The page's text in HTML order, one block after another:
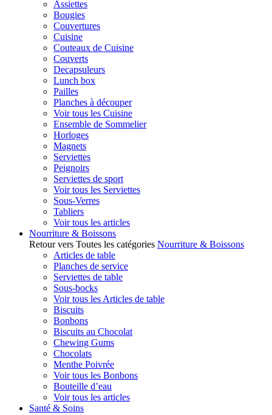
Assiettes
Bougies
Couvertures
Cuisine
Couteaux de Cuisine
Couverts
Decapsuleurs
Lunch box
Pailles
Planches à découper
Voir tous les Cuisine
Ensemble de Sommelier
Horloges
Magnets
Serviettes
Peignoirs
Serviettes de sport
Voir tous les Serviettes
Sous-Verres
Tabliers
Voir tous les articles
Nourriture & Boissons
Retour vers Toutes les catégories Nourriture & Boissons
Articles de table
Planches de service
Serviettes de table
Sous-bocks
Voir tous les Articles de table
Biscuits
Bonbons
Biscuits au Chocolat
Chewing Gums
Chocolats
Menthe Poivrée
Voir tous les Bonbons
Bouteille d’eau
Voir tous les articles
Santé & Soins